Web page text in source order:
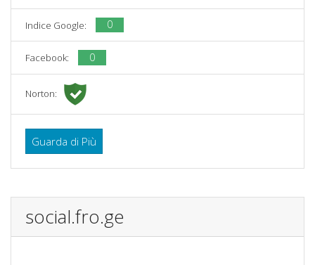
Indice Google: 0
Facebook: 0
Norton:
Guarda di Più
social.fro.ge